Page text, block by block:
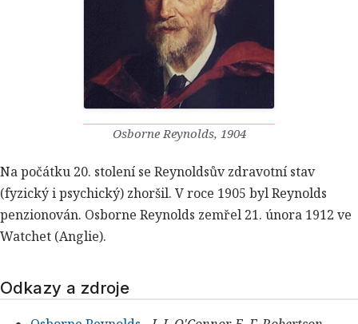
Osborne Reynolds, 1904
Na počátku 20. stolení se Reynoldsův zdravotní stav
(fyzický i psychický) zhoršil. V roce 1905 byl Reynolds
penzionován. Osborne Reynolds zemřel 21. února 1912 ve
Watchet (Anglie).
Odkazy a zdroje